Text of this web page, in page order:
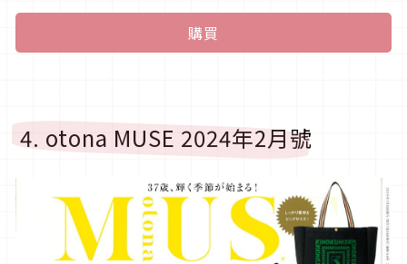
購買
4. otona MUSE 2024年2月號